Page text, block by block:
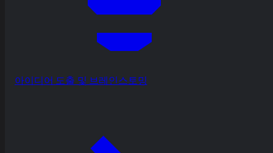
아이디어 도출 및 브레인스토밍